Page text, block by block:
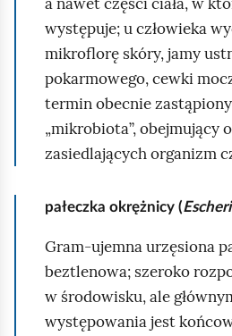
występuje; u człowieka
mikroflorę skóry, jamy
pokarmowego, cewki
termin obecnie
„mikrobiota”, obejmujący
zasiedlających organizm
pałeczka okrężnicy (
Gram‑ujemna urzęsiona
beztlenowa; szeroko
w środowisku, ale
występowania jest